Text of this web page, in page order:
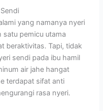
yang namanya nyeri
satu pemicu utama
beraktivitas. Tapi, tidak
sendi pada ibu hamil
air jahe hangat
terdapat sifat anti
rasa nyeri.